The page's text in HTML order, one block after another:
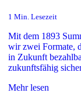
1 Min. Lesezeit
Mit dem 1893
wir zwei Formate,
in Zukunft
zukunftsfähig
Mehr lesen